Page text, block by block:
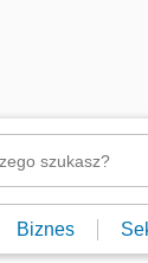
Biznes